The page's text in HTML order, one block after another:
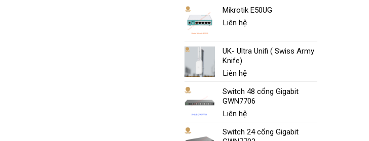
Mikrotik E50UG
Liên hệ
UK- Ultra Unifi ( Swiss Army
Knife)
Liên hệ
Switch 48 cổng Gigabit
GWN7706
Liên hệ
Switch 24 cổng Gigabit